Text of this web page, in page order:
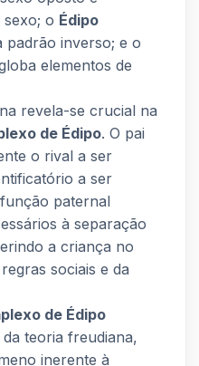
sexo; o Édipo
padrão inverso; e o
elementos de
revela-se crucial na
de Édipo. O pai
o rival a ser
a ser
paternal
à separação
a criança no
sociais e da
de Édipo
teoria freudiana,
inerente à